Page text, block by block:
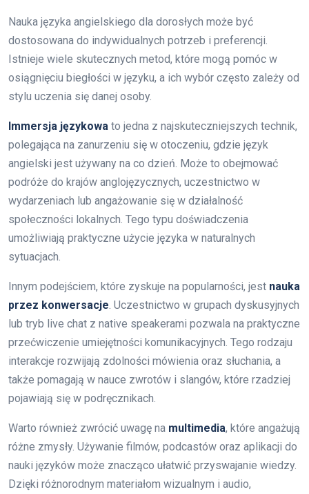
Nauka języka angielskiego dla dorosłych może być
dostosowana do indywidualnych potrzeb i preferencji.
Istnieje wiele skutecznych metod, które mogą pomóc w
osiągnięciu biegłości w języku, a ich wybór często zależy od
stylu uczenia się danej osoby.
Immersja językowa to jedna z najskuteczniejszych technik,
polegająca na zanurzeniu się w otoczeniu, gdzie język
angielski jest używany na co dzień. Może to obejmować
podróże do krajów anglojęzycznych, uczestnictwo w
wydarzeniach lub angażowanie się w działalność
społeczności lokalnych. Tego typu doświadczenia
umożliwiają praktyczne użycie języka w naturalnych
sytuacjach.
Innym podejściem, które zyskuje na popularności, jest nauka
przez konwersacje. Uczestnictwo w grupach dyskusyjnych
lub tryb live chat z native speakerami pozwala na praktyczne
przećwiczenie umiejętności komunikacyjnych. Tego rodzaju
interakcje rozwijają zdolności mówienia oraz słuchania, a
także pomagają w nauce zwrotów i slangów, które rzadziej
pojawiają się w podręcznikach.
Warto również zwrócić uwagę na multimedia, które angażują
różne zmysły. Używanie filmów, podcastów oraz aplikacji do
nauki języków może znacząco ułatwić przyswajanie wiedzy.
Dzięki różnorodnym materiałom wizualnym i audio,